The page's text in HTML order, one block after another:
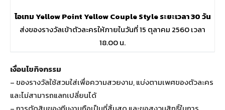
ไอเทม Yellow Point Yellow Couple Style ระยะเวลา 30 วัน
ส่งของรางวัลเข้าตัวละครให้ภายในวันที่ 15 ตุลาคม 2560 เวลา
18.00 น.
เงื่อนไขกิจกรรม
– ของรางวัลใช้สวมใส่เพื่อความสวยงาม, แบ่งตามเพศของตัวละคร
และไม่สามารถแลกเปลี่ยนได้